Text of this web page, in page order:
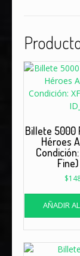
Billete 5000
Héroes
Fine)
$
AÑADIR